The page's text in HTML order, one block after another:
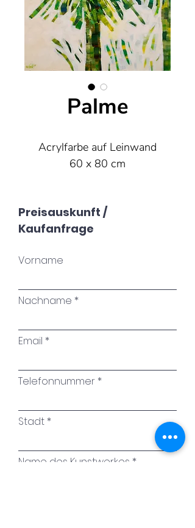
Palme
Acrylfarbe auf Leinwand
60 x 80 cm
Preisauskunft /
Kaufanfrage
Vorname
Nachname
Email
Telefonnummer
Stadt
Name des Kunstwerkes